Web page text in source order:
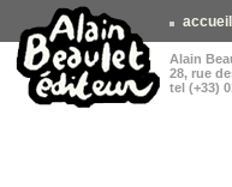
accueil
Alain
28, rue
tel (+33)